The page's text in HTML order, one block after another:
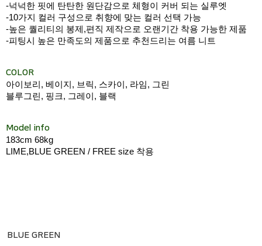
-넉넉한 핏에 탄탄한 원단감으로 체형이 커버 되는 실루엣
-10가지 컬러 구성으로 취향에 맞는 컬러 선택 가능
-높은 퀄리티의 봉제,편직 제작으로 오랜기간 착용 가능한 제품
-피팅시 높은 만족도의 제품으로 추천드리는 여름 니트
COLOR
아이보리, 베이지, 브릭, 스카이, 라임, 그린
블루그린, 핑크, 그레이, 블랙
Model info
183cm 68kg
LIME,BLUE GREEN / FREE size 착용
BLUE GREEN